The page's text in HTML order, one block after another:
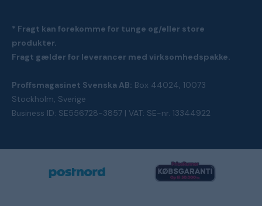
* Fragt kan forekomme for tunge og/eller store
produkter.
Fragt gælder for leverancer med virksomhedspakke.
Proffsmagasinet Svenska AB: Box 44024, 10073
Stockholm, Sverige
Business ID: SE556728-3857 | VAT: SE-nr. 13344922